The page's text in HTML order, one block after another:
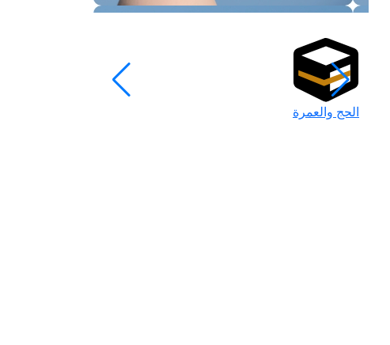
الحج والعمرة